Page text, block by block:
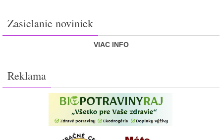
Zasielanie noviniek
VIAC INFO
Reklama